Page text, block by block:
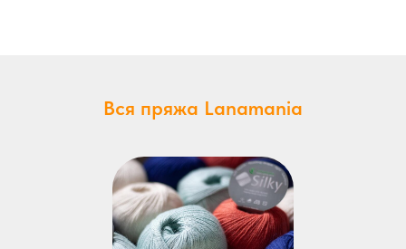
Вся пряжа Lanamania